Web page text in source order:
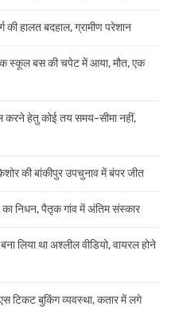
की हालत बदहाल, ग्रामीण परेशान
स्कूल बस की चपेट में आया, मौत, एक
करने हेतु कोई तय समय-सीमा नहीं,
की बांकीपुर उपचुनाव में बंपर जीत
का निधन, पैतृक गांव में अंतिम संस्कार
लिया था अश्लील वीडियो, वायरल होने
टिकट बुकिंग व्यवस्था, कतार में लगे